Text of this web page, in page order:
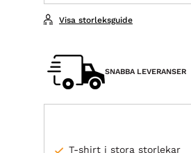
Visa storleksguide
SNABBA LEVERANSER
T-shirt i stora storlekar